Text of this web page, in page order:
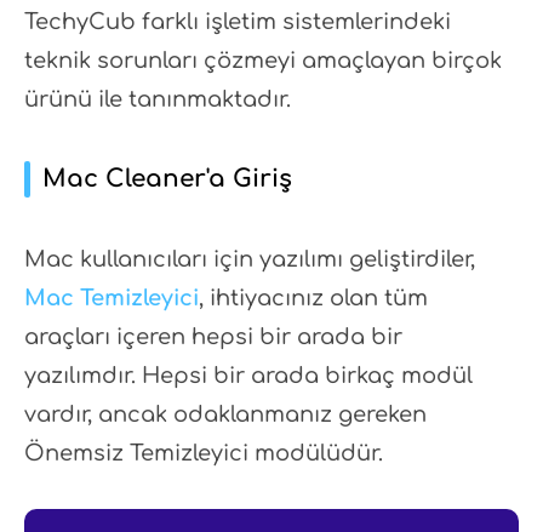
TechyCub farklı işletim sistemlerindeki
teknik sorunları çözmeyi amaçlayan birçok
ürünü ile tanınmaktadır.
Mac Cleaner'a Giriş
Mac kullanıcıları için yazılımı geliştirdiler,
Mac Temizleyici, ihtiyacınız olan tüm
araçları içeren hepsi bir arada bir
yazılımdır. Hepsi bir arada birkaç modül
vardır, ancak odaklanmanız gereken
Önemsiz Temizleyici modülüdür.